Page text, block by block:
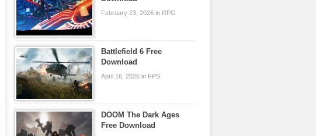
February 23, 2026 in RPG
Battlefield 6 Free
Download
April 16, 2026 in FPS
DOOM The Dark Ages
Free Download